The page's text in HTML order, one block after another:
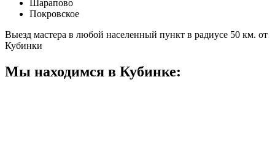
Шарапово
Покровское
Выезд мастера в любой населенный пункт в радиусе 50 км. от
Кубинки
Мы находимся в Кубинке: